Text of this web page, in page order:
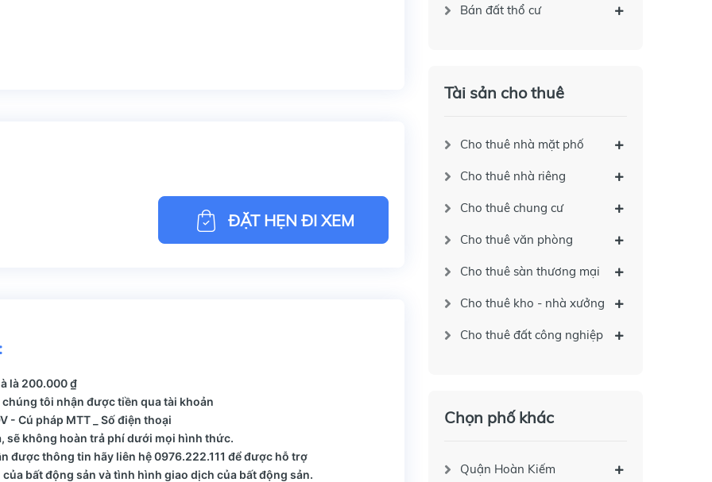
ĐẶT HẸN ĐI XEM
là 200.000 ₫
tôi nhận được tiền qua tài khoản
- Cú pháp MTT _ Số điện thoại
sẽ không hoàn trả phí dưới mọi hình thức.
được thông tin hãy liên hệ 0976.222.111 để được hỗ trợ
bất động sản và tình hình giao dịch của bất động sản.
Bán đất thổ cư
Tài sản cho thuê
Cho thuê nhà mặt phố
Cho thuê nhà riêng
Cho thuê chung cư
Cho thuê văn phòng
Cho thuê sàn thương mại
Cho thuê kho - nhà xưởng
Cho thuê đất công nghiệp
Chọn phố khác
Quận Hoàn Kiếm